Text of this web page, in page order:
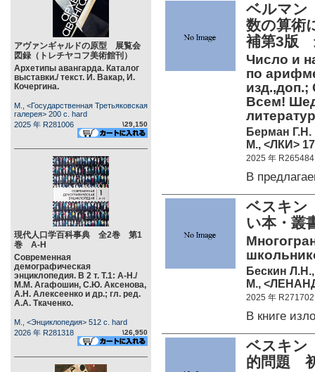
アヴァンギャルドの原型 展覧会
図録（トレチヤコフ美術館刊）
Архетипы авангарда. Каталог
выставки./ текст. И. Вакар, И.
Кочергина.
М., <Государственная Третьяковская
галерея> 200 c. hard
2025 年 R281006
\29,150
現代人口学百科事典 全2巻 第1
巻 А-Н
Современная
демографическая
энциклопедия. В 2 т. Т.1: А-Н./
М.М. Агафошин, С.Ю. Аксенова,
А.Н. Алексеенко и др.; гл. ред.
А.А. Ткаченко.
М., <Энциклопедия> 512 c. hard
2026 年 R281318
\26,950
ベルマン
数の算術
補第3版
Число и
по
изд.,доп.;
Всем!
Берман Г.Н.
М., <ЛКИ>
2025 年 R265484
В
ベスキ
い本・叢
Бескин
М.,
2025 年 R271702
В книге
ベスキン
的問題